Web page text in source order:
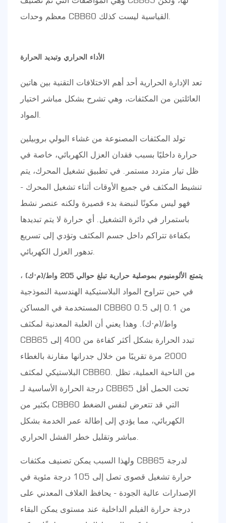
معظم وحدات CBB60 القياسية ليست كذلك.
الأداء الحراري وتبديد الحرارة
تعد الإدارة الحرارية أحد أهم الاختلافات التقنية بين هاتين
العائلتين من المكثفات، وهي تشرح بشكل مباشر اختيار
المواد.
تولد المكثفات المصنوعة من غشاء البولي بروبيلين
حرارة داخليًا بسبب فقدان العزل الكهربائي، خاصة في
ظل تيار متردد مستمر. في تطبيق تشغيل المحرك، يتم
تنشيط المكثف في جميع الأوقات أثناء تشغيل المحرك -
فهو ليس مكونًا لنبضة بدء قصيرة ولكنه عنصر نشط
باستمرار في دائرة التشغيل. أي حرارة لا يتم تبديدها
بكفاءة تتراكم داخل جسم المكثف وتؤدي إلى تسريع
تدهور العزل الكهربائي.
يتمتع الألومنيوم بموصلية حرارية تبلغ حوالي 205 واط/(م·ك)
،
في حين تتراوح المواد البلاستيكية الهندسية النموذجية
المستخدمة في المساكن CBB60 من 0.1 إلى 0.5
واط/(م·ك). وهذا يعني أن العلبة المعدنية لمكثف
CBB65 تبدد الحرارة بشكل أكثر كفاءة من 400 إلى
2000 مرة تقريبًا من خلال جدرانها مقارنة بالغطاء
البلاستيكي لمكثف CBB60. من الناحية العملية، تظل
درجة الحرارة الأساسية لـ CBB65 تحت الحمل أقل
بكثير من CBB60 التي قد تتعرض لنفس الضغط
الكهربائي، مما يؤدي إلى إطالة عمر الخدمة بشكل
مباشر وتقليل خطر الفشل الحراري.
ولهذا السبب يمكن تصنيف مكثفات CBB65 لدرجة
حرارة تشغيل قصوى تصل إلى 105 درجة مئوية في
الإصدارات عالية الجودة - يحافظ الغلاف المعدني على
درجة حرارة الفيلم الداخلية عند مستوى يمكن البقاء